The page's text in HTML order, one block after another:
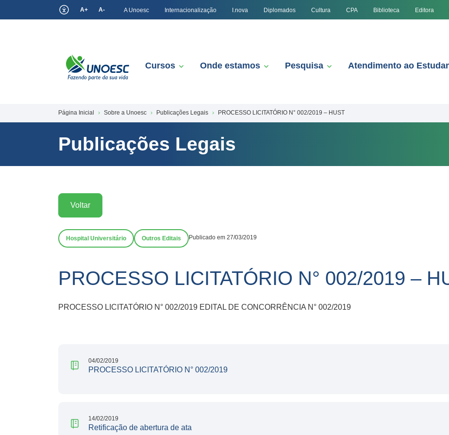
A+ A- A Unoesc Internacionalização I.nova Diplomados Cultura CPA Biblioteca Editora
Cursos Onde estamos Pesquisa Atendimento ao
Página Inicial Sobre a Unoesc Publicações Legais PROCESSO LICITATÓRIO N° 002/2019 – HUST
Publicações Legais
Voltar
Hospital Universitário Outros Editais Publicado em 27/03/2019
PROCESSO LICITATÓRIO N° 002/2019 –
PROCESSO LICITATÓRIO N° 002/2019 EDITAL DE CONCORRÊNCIA N° 002/2019
04/02/2019
PROCESSO LICITATÓRIO N° 002/2019
14/02/2019
Retificação de abertura de ata